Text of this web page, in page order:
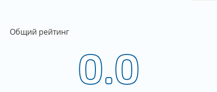
Общий рейтинг
0.0